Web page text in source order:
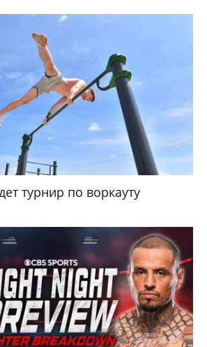
турнир по воркауту